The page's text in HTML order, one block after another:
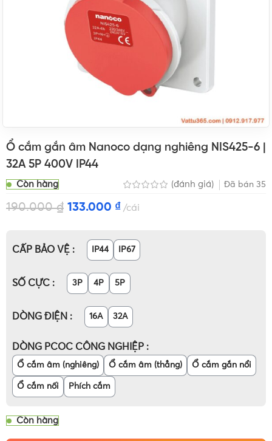
Ổ cắm gắn âm Nanoco dạng nghiêng NIS425-6 |
32A 5P 400V IP44
Còn hàng (đánh giá) Đã bán 35
190.000₫ 133.000 ₫ cái
CẤP BẢO VỆ IP44 IP67
SỐ CỰC 3P 4P 5P
DÒNG ĐIỆN 16A 32A
DÒNG PCOC CÔNG NGHIỆP
Ổ cắm âm (nghiêng) Ổ cắm âm (thẳng) Ổ cắm gắn nổi
Ổ cắm nối Phích cắm
Còn hàng